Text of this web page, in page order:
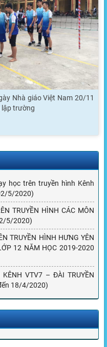
Nhà giáo Việt Nam 20/11
lập trường
học trên truyền hình Kênh
5/2020)
TRUYỀN HÌNH CÁC MÔN
5/2020)
TRUYỀN HÌNH HƯNG YÊN
12 NĂM HỌC 2019-2020
KÊNH VTV7 – ĐÀI TRUYỀN
18/4/2020)